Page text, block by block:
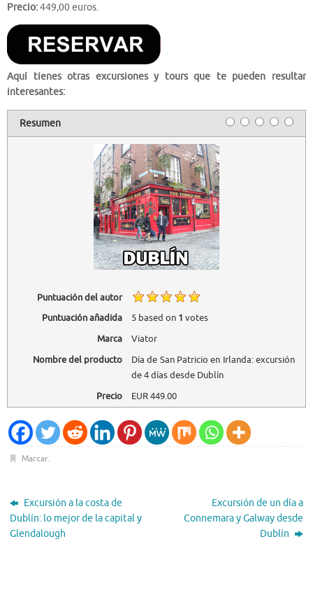
Precio:449,00 euros.
Aquí tienes otras excursiones y tours que te pueden resultar
interesantes:
Resumen
Puntuación del autor
Puntuación añadida
5based on 1 votes
Marca
Viator
Nombre del producto
Día de San Patricio en Irlanda: excursión
de 4 días desde Dublín
Precio
EUR449.00
Marcar.
Excursión a la costa de
Dublín: lo mejor de la capital y
Glendalough
Excursión de un día a
Connemara y Galway desde
Dublín